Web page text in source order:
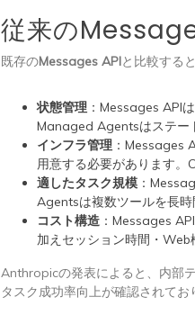
従来の
既存のMessages APIと比較する
状態管理 ：Messages API
Managed Agentsはステー
インフラ管理 ：Messages
用意する必要があります
適したタスク規模 ：
Agentsは複数ツールを長時
コスト構造 ：Messages
加えセッション時間・Web
Anthropicの発表によると、内部
タスク成功率向上が確認されてお